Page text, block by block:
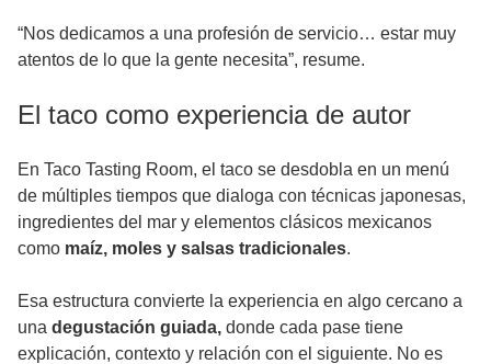
“Nos dedicamos a una profesión de servicio… estar muy
atentos de lo que la gente necesita”, resume.
El taco como experiencia de autor
En Taco Tasting Room, el taco se desdobla en un menú
de múltiples tiempos que dialoga con técnicas japonesas,
ingredientes del mar y elementos clásicos mexicanos
como maíz, moles y salsas tradicionales.
Esa estructura convierte la experiencia en algo cercano a
una degustación guiada, donde cada pase tiene
explicación, contexto y relación con el siguiente. No es